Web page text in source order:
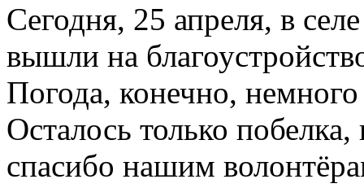
Сегодня, 25 апреля, в
вышли на
Погода, конечно,
Осталось только
спасибо нашим